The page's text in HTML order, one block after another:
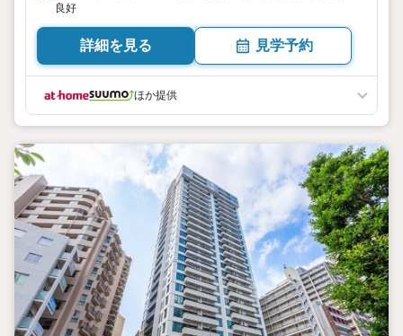
良好
詳細を見る 見学予約
ほか提供